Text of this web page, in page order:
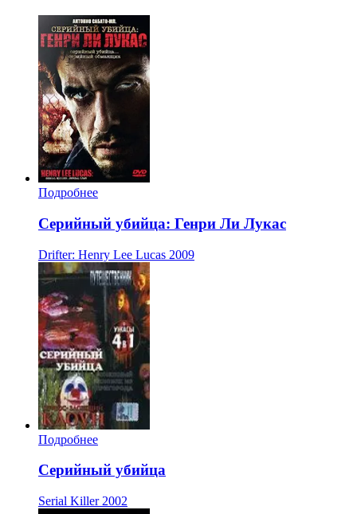
Подробнее
Серийный убийца: Генри Ли Лукас
Drifter: Henry Lee Lucas 2009
Подробнее
Серийный убийца
Serial Killer 2002